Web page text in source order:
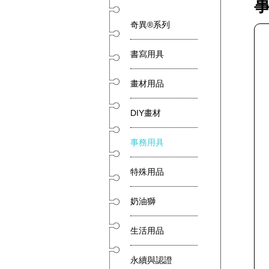
奇異®系列
書寫用具
畫材用品
DIY畫材
事務用具
特殊用品
奶油獅
生活用品
永續與認證